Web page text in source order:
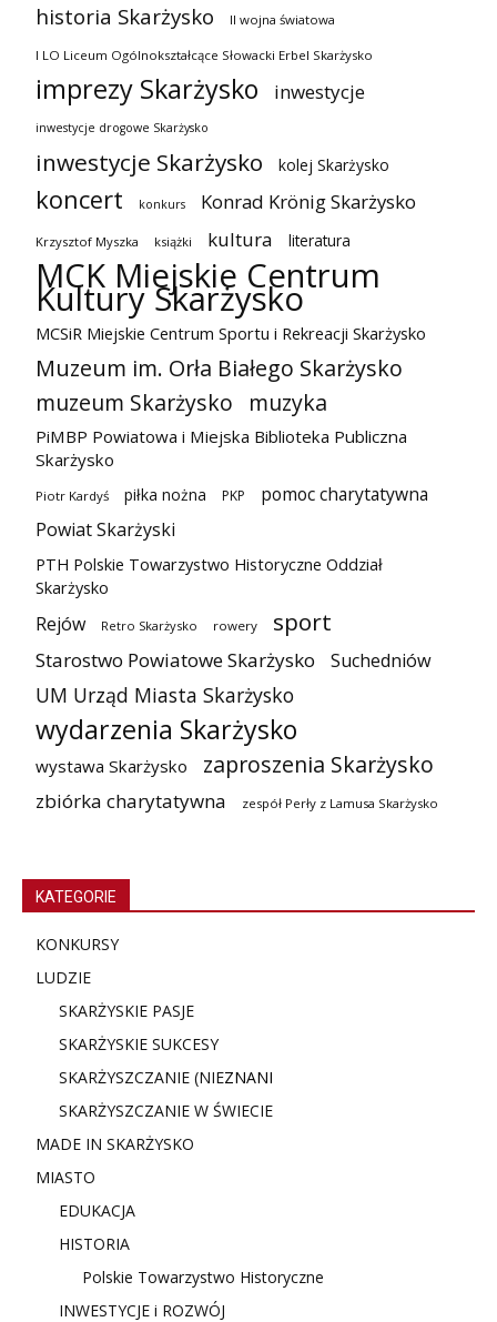
historia Skarżysko II wojna światowa
I LO Liceum Ogólnokształcące Słowacki Erbel Skarżysko
imprezy Skarżysko inwestycje
inwestycje drogowe Skarżysko
inwestycje Skarżysko kolej Skarżysko
koncert konkurs Konrad Krönig Skarżysko
Krzysztof Myszka książki kultura literatura
MCK Miejskie Centrum
Kultury Skarżysko
MCSiR Miejskie Centrum Sportu i Rekreacji Skarżysko
Muzeum im. Orła Białego Skarżysko
muzeum Skarżysko
muzyka
PiMBP Powiatowa i Miejska Biblioteka Publiczna
Skarżysko
Piotr Kardyś piłka nożna PKP
pomoc charytatywna
Powiat Skarżyski
PTH Polskie Towarzystwo Historyczne Oddział
Skarżysko
Rejów Retro Skarżysko rowery sport
Starostwo Powiatowe Skarżysko Suchedniów
UM Urząd Miasta Skarżysko
wydarzenia Skarżysko
wystawa Skarżysko zaproszenia Skarżysko
zbiórka charytatywna zespół Perły z Lamusa Skarżysko
KATEGORIE
KONKURSY
LUDZIE
SKARŻYSKIE PASJE
SKARŻYSKIE SUKCESY
SKARŻYSZCZANIE (NIEZNANI
SKARŻYSZCZANIE W ŚWIECIE
MADE IN SKARŻYSKO
MIASTO
EDUKACJA
HISTORIA
Polskie Towarzystwo Historyczne
INWESTYCJE i ROZWÓJ